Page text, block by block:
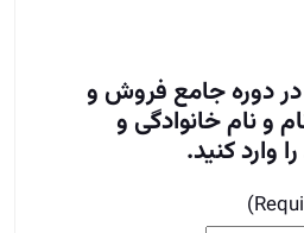
دوره جامع فروش و
و نام خانوادگی و
وارد کنید.